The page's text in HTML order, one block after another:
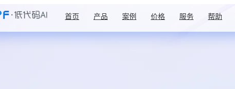
首页 产品 案例 价格 服务 帮助